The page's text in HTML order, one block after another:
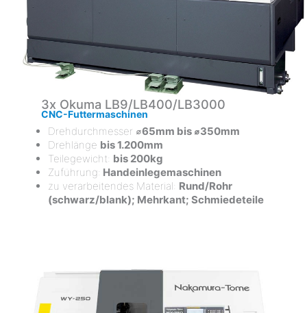
3x Okuma LB9/LB400/LB3000
CNC-Futtermaschinen
Drehdurchmesser ⌀65mm bis ⌀350mm
Drehlänge bis 1.200mm
Teilegewicht: bis 200kg
Zuführung: Handeinlegemaschinen
zu verarbeitendes Material: Rund/Rohr
(schwarz/blank); Mehrkant; Schmiedeteile